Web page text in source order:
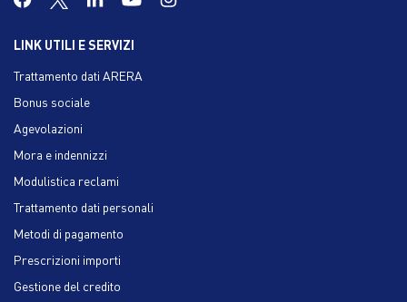
LINK UTILI E SERVIZI
Trattamento dati ARERA
Bonus sociale
Agevolazioni
Mora e indennizzi
Modulistica reclami
Trattamento dati personali
Metodi di pagamento
Prescrizioni importi
Gestione del credito